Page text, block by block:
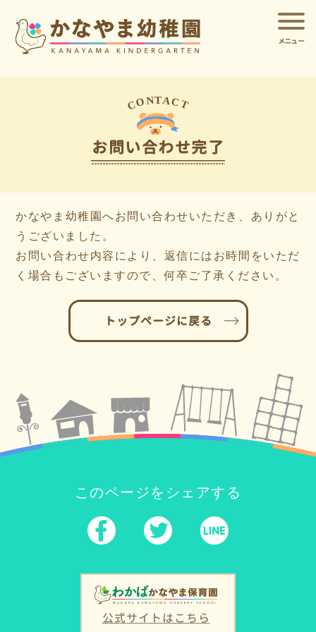
メニュー
CONTACT
お問い合わせ完了
かなやま幼稚園へお問い合わせいただき、ありがと
うございました。
お問い合わせ内容により、返信にはお時間をいただ
く場合もございますので、何卒ご了承ください。
トップページに戻る
このページをシェアする
公式サイトはこちら